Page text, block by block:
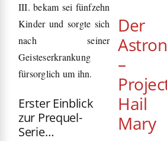
III. bekam sei fünfzehn
Kinder und sorgte sich
nach seiner
Geisteserkrankung
fürsorglich um ihn.
Erster Einblick
zur Prequel-
Serie…
Der
–
Hail
Mary